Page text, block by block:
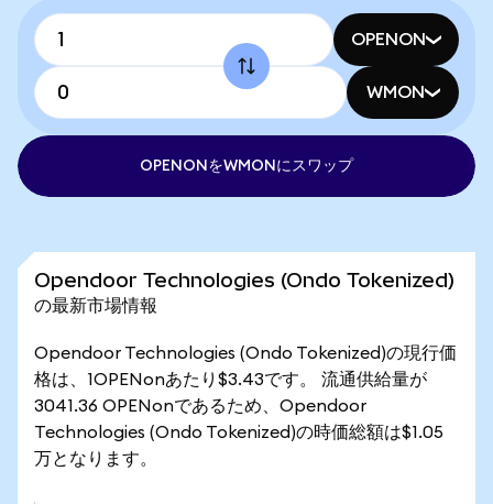
OPENON
WMON
OPENONをWMONにスワップ
Opendoor Technologies (Ondo Tokenized)
の最新市場情報
Opendoor Technologies (Ondo Tokenized)の現行価
格は、1OPENonあたり$3.43です。 流通供給量が
3041.36 OPENonであるため、Opendoor
Technologies (Ondo Tokenized)の時価総額は$1.05
万となります。